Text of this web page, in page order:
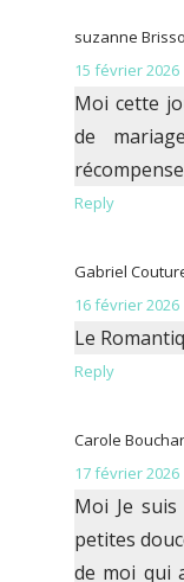
suzanne
15 février 2026
Moi cette
de
Reply
Gabriel
16 février 2026
Le
Reply
Carole
17 février 2026
Moi Je suis
petites
de moi qui